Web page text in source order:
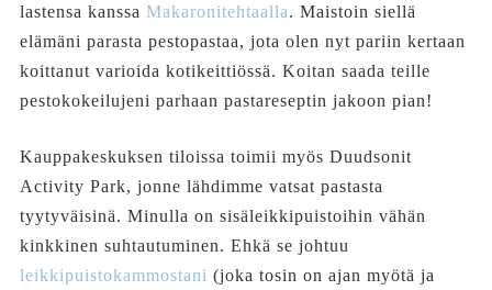
lastensa kanssa Makaronitehtaalla. Maistoin siellä
elämäni parasta pestopastaa, jota olen nyt pariin kertaan
koittanut varioida kotikeittiössä. Koitan saada teille
pestokokeilujeni parhaan pastareseptin jakoon pian!
Kauppakeskuksen tiloissa toimii myös Duudsonit
Activity Park, jonne lähdimme vatsat pastasta
tyytyväisinä. Minulla on sisäleikkipuistoihin vähän
kinkkinen suhtautuminen. Ehkä se johtuu
leikkipuistokammostani (joka tosin on ajan myötä ja